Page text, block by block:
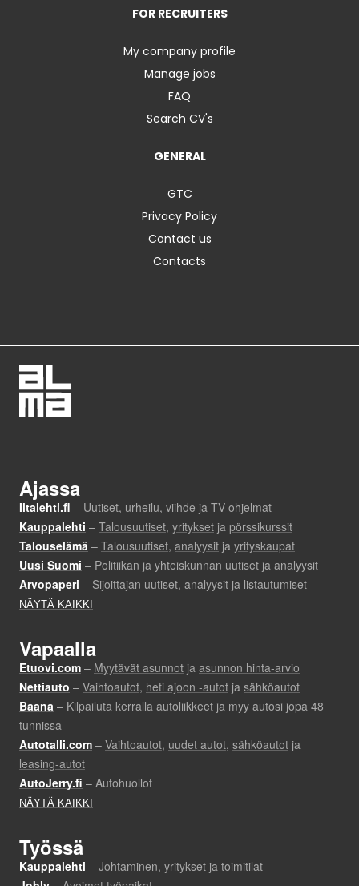
FOR RECRUITERS
My company profile
Manage jobs
FAQ
Search CV's
GENERAL
GTC
Privacy Policy
Contact us
Contacts